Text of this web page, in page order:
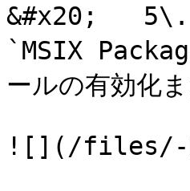
&#x20;   5\.
`MSIX
ールの有効化
![](/files/-